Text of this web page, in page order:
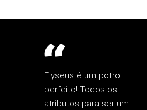
Elyseus é um potro
perfeito! Todos os
atributos para ser um